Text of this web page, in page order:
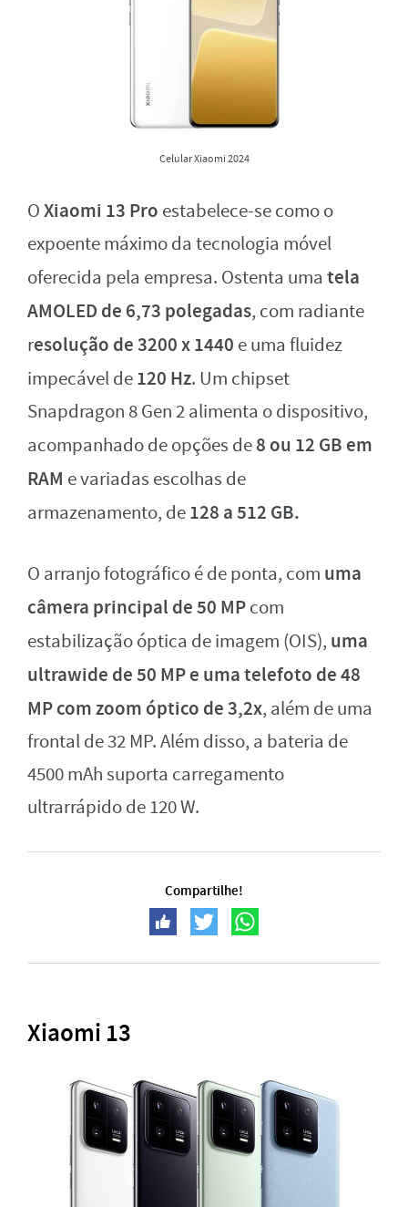
Celular Xiaomi 2024
OXiaomi 13 Pro estabelece-se como o
expoente máximo da tecnologia móvel
oferecida pela empresa. Ostenta uma tela
AMOLED de 6,73 polegadas, com radiante
resolução de 3200 x 1440 e uma fluidez
impecável de120 Hz. Um chipset
Snapdragon 8 Gen 2 alimenta o dispositivo,
acompanhado de opções de8 ou 12 GB em
RAM e variadas escolhas de
armazenamento, de128 a 512 GB.
O arranjo fotográfico é de ponta, com uma
câmera principal de 50 MPcom
estabilização óptica de imagem (OIS), uma
ultrawide de 50 MP e uma telefoto de 48
MP com zoom óptico de 3,2x, além de uma
frontal de 32 MP. Além disso, a bateria de
4500 mAh suporta carregamento
ultrarrápido de 120 W.
Compartilhe!
Xiaomi 13